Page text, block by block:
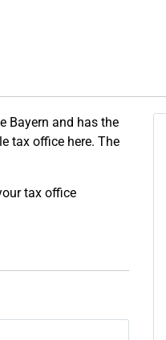
Bayern and has the
tax office here. The
tax office